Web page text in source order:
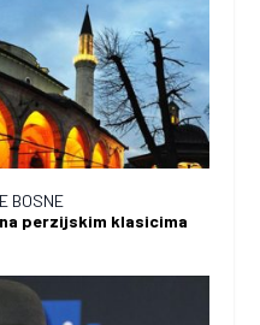
BOSNE
perzijskim klasicima